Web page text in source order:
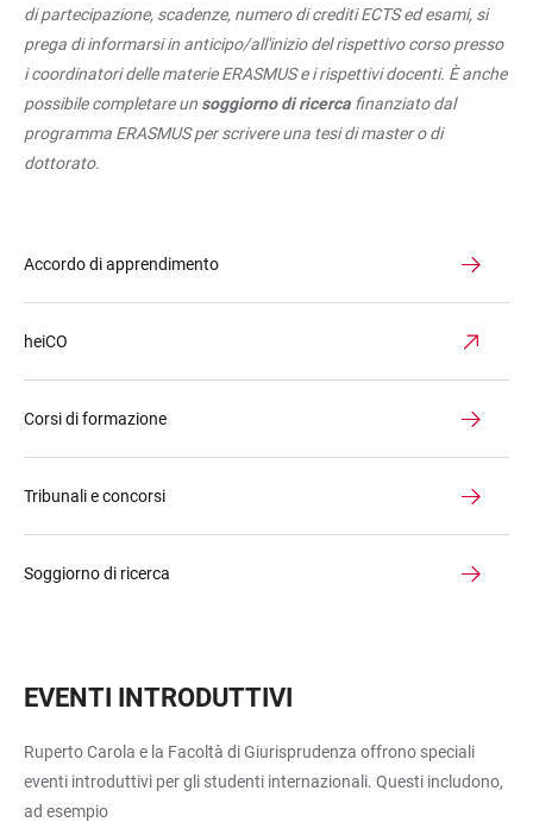
di partecipazione, scadenze, numero di crediti ECTS ed esami, si
prega di informarsi in anticipo/all'inizio del rispettivo corso presso
i coordinatori delle materie ERASMUS e i rispettivi docenti. È anche
possibile completare un soggiorno di ricerca finanziato dal
programma ERASMUS per scrivere una tesi di master o di
dottorato.
Accordo di apprendimento
heiCO
Corsi di formazione
Tribunali e concorsi
Soggiorno di ricerca
EVENTI INTRODUTTIVI
Ruperto Carola e la Facoltà di Giurisprudenza offrono speciali
eventi introduttivi per gli studenti internazionali. Questi includono,
ad esempio